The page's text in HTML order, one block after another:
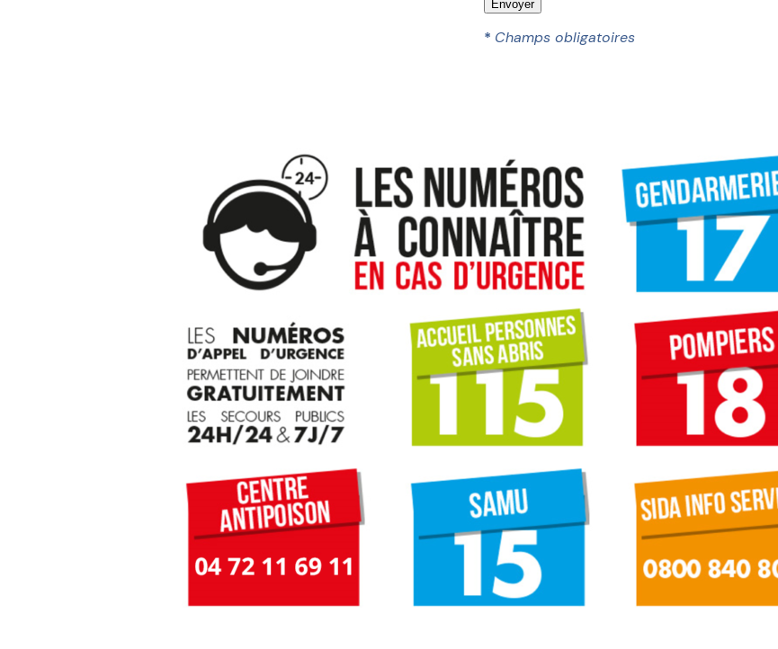
* Champs obligatoires